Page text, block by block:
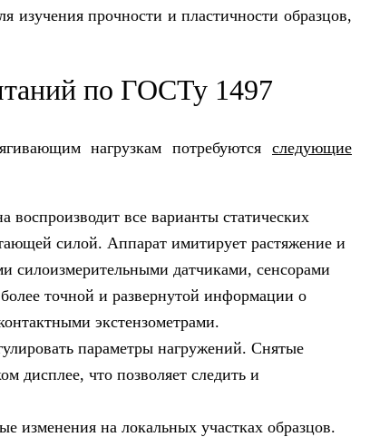
прочности и пластичности образцов,
по ГОСТу 1497
нагрузкам потребуются следующие
воспроизводит все варианты статических
силой. Аппарат имитирует растяжение и
силоизмерительными датчиками, сенсорами
точной и развернутой информации о
экстензометрами.
параметры нагружений. Снятые
дисплее, что позволяет следить и
изменения на локальных участках образцов.